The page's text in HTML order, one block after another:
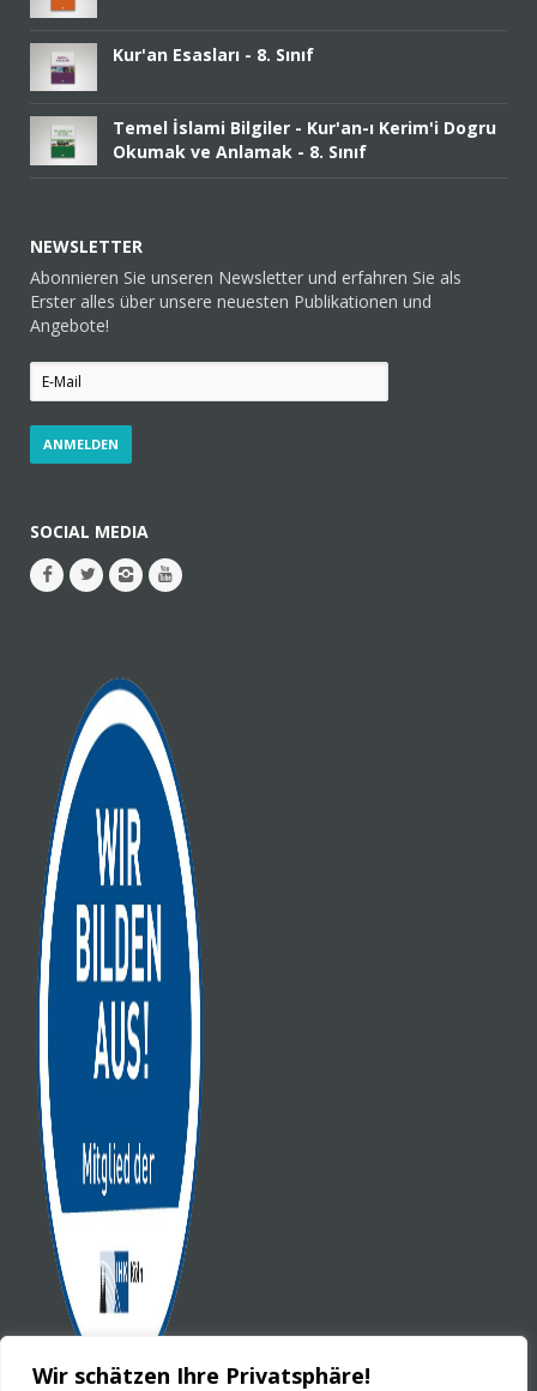
Wir schätzen Ihre Privatsphäre!
Kur'an Esasları - 8. Sınıf
Temel İslami Bilgiler - Kur'an-ı Kerim'i Dogru
Okumak ve Anlamak - 8. Sınıf
NEWSLETTER
Abonnieren Sie unseren Newsletter und erfahren Sie als
Erster alles über unsere neuesten Publikationen und
Angebote!
SOCIAL MEDIA